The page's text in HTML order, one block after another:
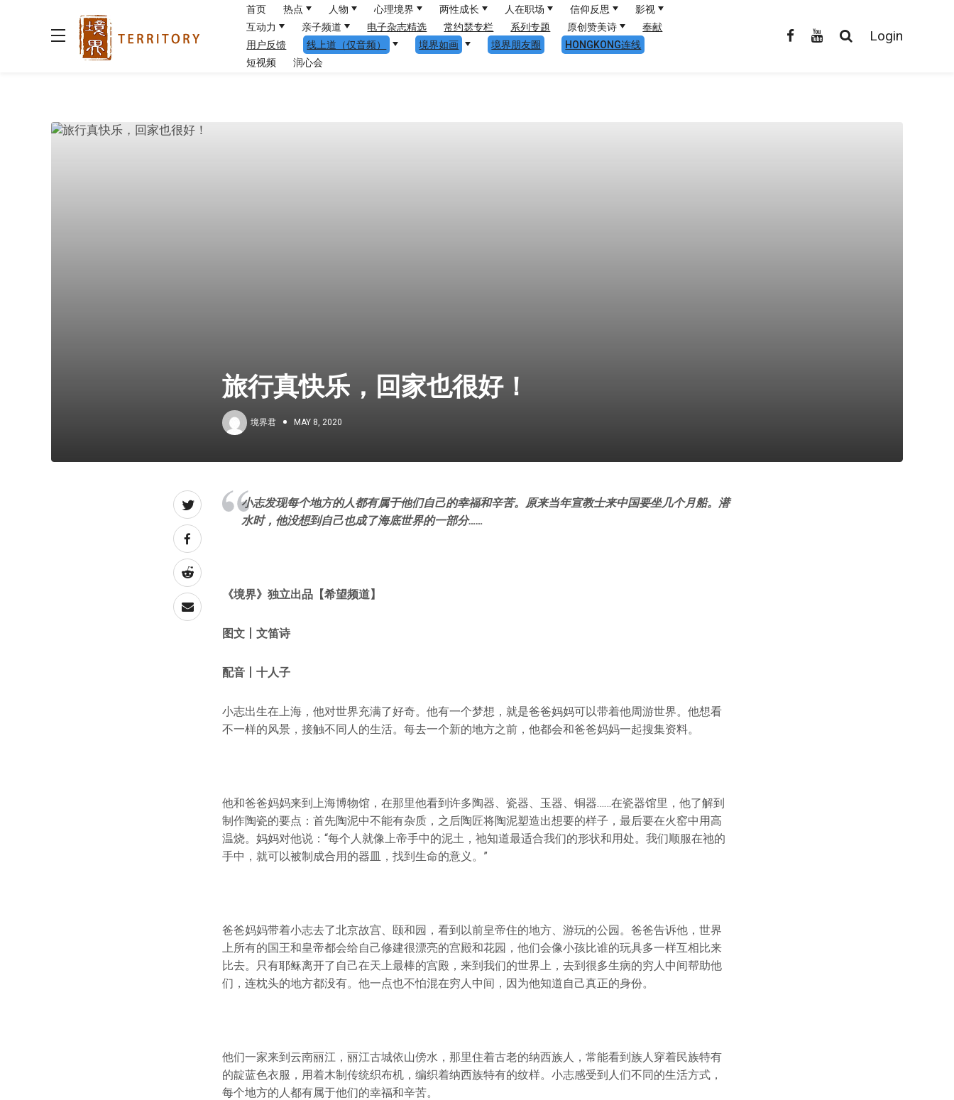
首页 热点 人物 心理境界 两性成长 人在职场 信仰反思
影视
互动力
亲子频道 电子杂志精选 常约瑟专栏 系列专题 原创赞美诗
奉献
用户反馈
线上道（仅音频） 境界如画 境界朋友圈
HONGKONG连线
短视频
润心会
Login
旅行真快乐，回家也很好！
境界君 MAY 8, 2020
小志发现每个地方的人都有属于他们自己的幸福和辛苦。原来当年宣教士来中国要坐几个月船。潜
水时，他没想到自己也成了海底世界的一部分……
《境界》独立出品 【希望频道】
图文丨文笛诗
配音丨十人子
小志出生在上海，他对世界充满了好奇。他有一个梦想，就是爸爸妈妈可以带着他周游世界。他想看
不一样的风景，接触不同人的生活。每去一个新的地方之前，他都会和爸爸妈妈一起搜集资料。
他和爸爸妈妈来到上海博物馆，在那里他看到许多陶器、瓷器、玉器、铜器……在瓷器馆里，他了解到
制作陶瓷的要点：首先陶泥中不能有杂质，之后陶匠将陶泥塑造出想要的样子，最后要在火窑中用高
温烧。妈妈对他说：“每个人就像上帝手中的泥土，祂知道最适合我们的形状和用处。我们顺服在祂的
手中，就可以被制成合用的器皿，找到生命的意义。”
爸爸妈妈带着小志去了北京故宫、颐和园，看到以前皇帝住的地方、游玩的公园。爸爸告诉他，世界
上所有的国王和皇帝都会给自己修建很漂亮的宫殿和花园，他们会像小孩比谁的玩具多一样互相比来
比去。只有耶稣离开了自己在天上最棒的宫殿，来到我们的世界上，去到很多生病的穷人中间帮助他
们，连枕头的地方都没有。他一点也不怕混在穷人中间，因为他知道自己真正的身份。
他们一家来到云南丽江，丽江古城依山傍水，那里住着古老的纳西族人，常能看到族人穿着民族特有
的靛蓝色衣服，用着木制传统织布机，编织着纳西族特有的纹样。小志感受到人们不同的生活方式，
每个地方的人都有属于他们的幸福和辛苦。